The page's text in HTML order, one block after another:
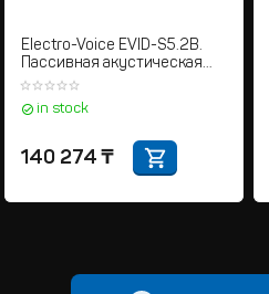
Electro-Voice EVID-S5.2B.
Пассивная акустическая
система
in stock
140 274 ₸